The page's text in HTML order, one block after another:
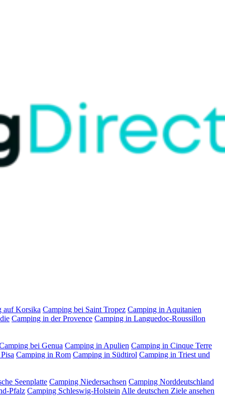
auf Korsika Camping bei Saint Tropez Camping in Aquitanien
Camping in der Provence Camping in Languedoc-Roussillon
bei Genua Camping in Apulien Camping in Cinque Terre
Camping in Rom Camping in Südtirol Camping in Triest und
Seenplatte Camping Niedersachsen Camping Norddeutschland
Pfalz Camping Schleswig-Holstein Alle deutschen Ziele ansehen